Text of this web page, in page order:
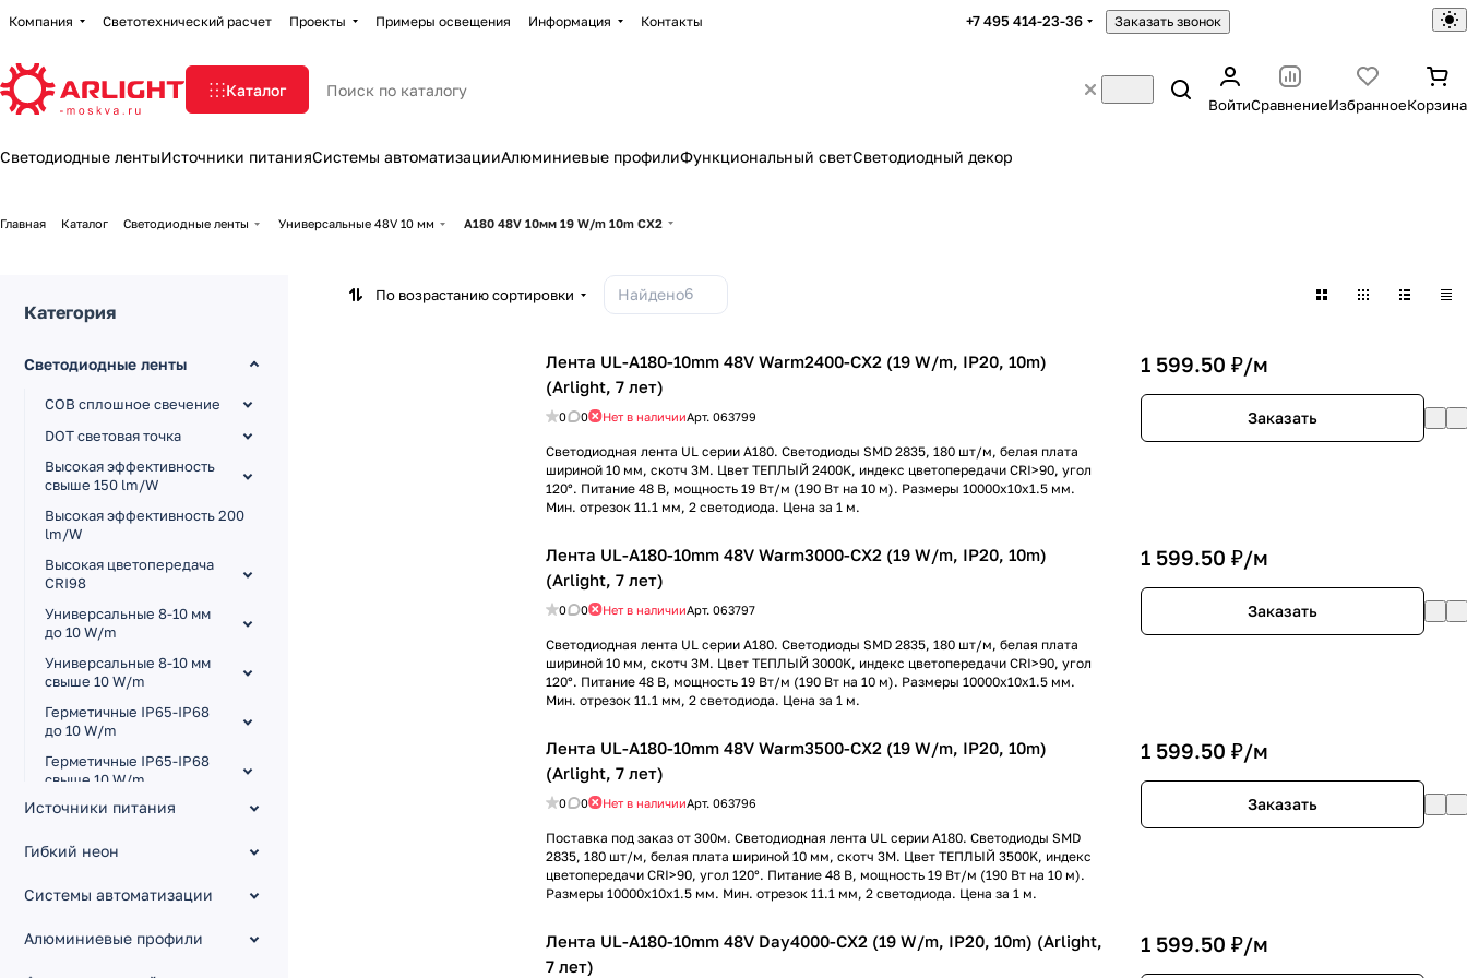
Компания Светотехнический расчет Проекты Примеры освещения Информация Контакты +7 495 414-23-36 Заказать звонок
Каталог
ВойтиСравнениеИзбранноеКорзина
Светодиодные лентыИсточники питанияСистемы автоматизацииАлюминиевые профилиФункциональный светСветодиодный декор
Главная Каталог Светодиодные ленты Универсальные 48V 10 мм A180 48V 10мм 19 W/m 10m CX2
По возрастанию сортировки Найдено6
Лента UL-A180-10mm 48V Warm2400-CX2 (19 W/m, IP20, 10m)
(Arlight, 7 лет)
0 0 Нет в наличииАрт. 063799
Светодиодная лента UL серии A180. Светодиоды SMD 2835, 180 шт/м, белая плата
шириной 10 мм, скотч 3M. Цвет ТЕПЛЫЙ 2400K, индекс цветопередачи CRI>90, угол
120°. Питание 48 В, мощность 19 Вт/м (190 Вт на 10 м). Размеры 10000x10x1.5 мм.
Мин. отрезок 11.1 мм, 2 светодиода. Цена за 1 м.
1 599.50 ₽/м
Заказать
Лента UL-A180-10mm 48V Warm3000-CX2 (19 W/m, IP20, 10m)
(Arlight, 7 лет)
0 0 Нет в наличииАрт. 063797
Светодиодная лента UL серии A180. Светодиоды SMD 2835, 180 шт/м, белая плата
шириной 10 мм, скотч 3M. Цвет ТЕПЛЫЙ 3000K, индекс цветопередачи CRI>90, угол
120°. Питание 48 В, мощность 19 Вт/м (190 Вт на 10 м). Размеры 10000x10x1.5 мм.
Мин. отрезок 11.1 мм, 2 светодиода. Цена за 1 м.
1 599.50 ₽/м
Заказать
Лента UL-A180-10mm 48V Warm3500-CX2 (19 W/m, IP20, 10m)
(Arlight, 7 лет)
0 0 Нет в наличииАрт. 063796
Поставка под заказ от 300м. Светодиодная лента UL серии A180. Светодиоды SMD
2835, 180 шт/м, белая плата шириной 10 мм, скотч 3M. Цвет ТЕПЛЫЙ 3500K, индекс
цветопередачи CRI>90, угол 120°. Питание 48 В, мощность 19 Вт/м (190 Вт на 10 м).
Размеры 10000x10x1.5 мм. Мин. отрезок 11.1 мм, 2 светодиода. Цена за 1 м.
1 599.50 ₽/м
Заказать
Лента UL-A180-10mm 48V Day4000-CX2 (19 W/m, IP20, 10m) (Arlight,
7 лет)
1 599.50 ₽/м
Категория
Светодиодные ленты
COB сплошное свечение
DOT световая точка
Высокая эффективность
свыше 150 lm/W
Высокая эффективность 200
lm/W
Высокая цветопередача
CRI98
Универсальные 8-10 мм
до 10 W/m
Универсальные 8-10 мм
свыше 10 W/m
Герметичные IP65-IP68
до 10 W/m
Герметичные IP65-IP68
свыше 10 W/m
Для сауны и бассейна
Узкие 3.5-5 мм
Малый шаг резки
Изгиб на плоскости RZ
Источники питания
Гибкий неон
Системы автоматизации
Алюминиевые профили